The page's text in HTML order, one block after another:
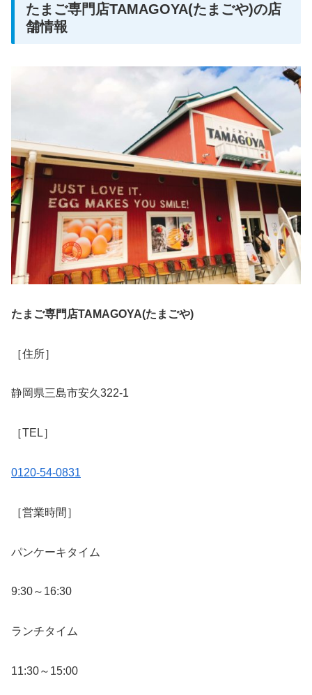
たまご専門店TAMAGOYA(たまごや)の店
舗情報
たまご専門店TAMAGOYA(たまごや)
［住所］
静岡県三島市安久322-1
［TEL］
0120-54-0831
［営業時間］
パンケーキタイム
9:30～16:30
ランチタイム
11:30～15:00